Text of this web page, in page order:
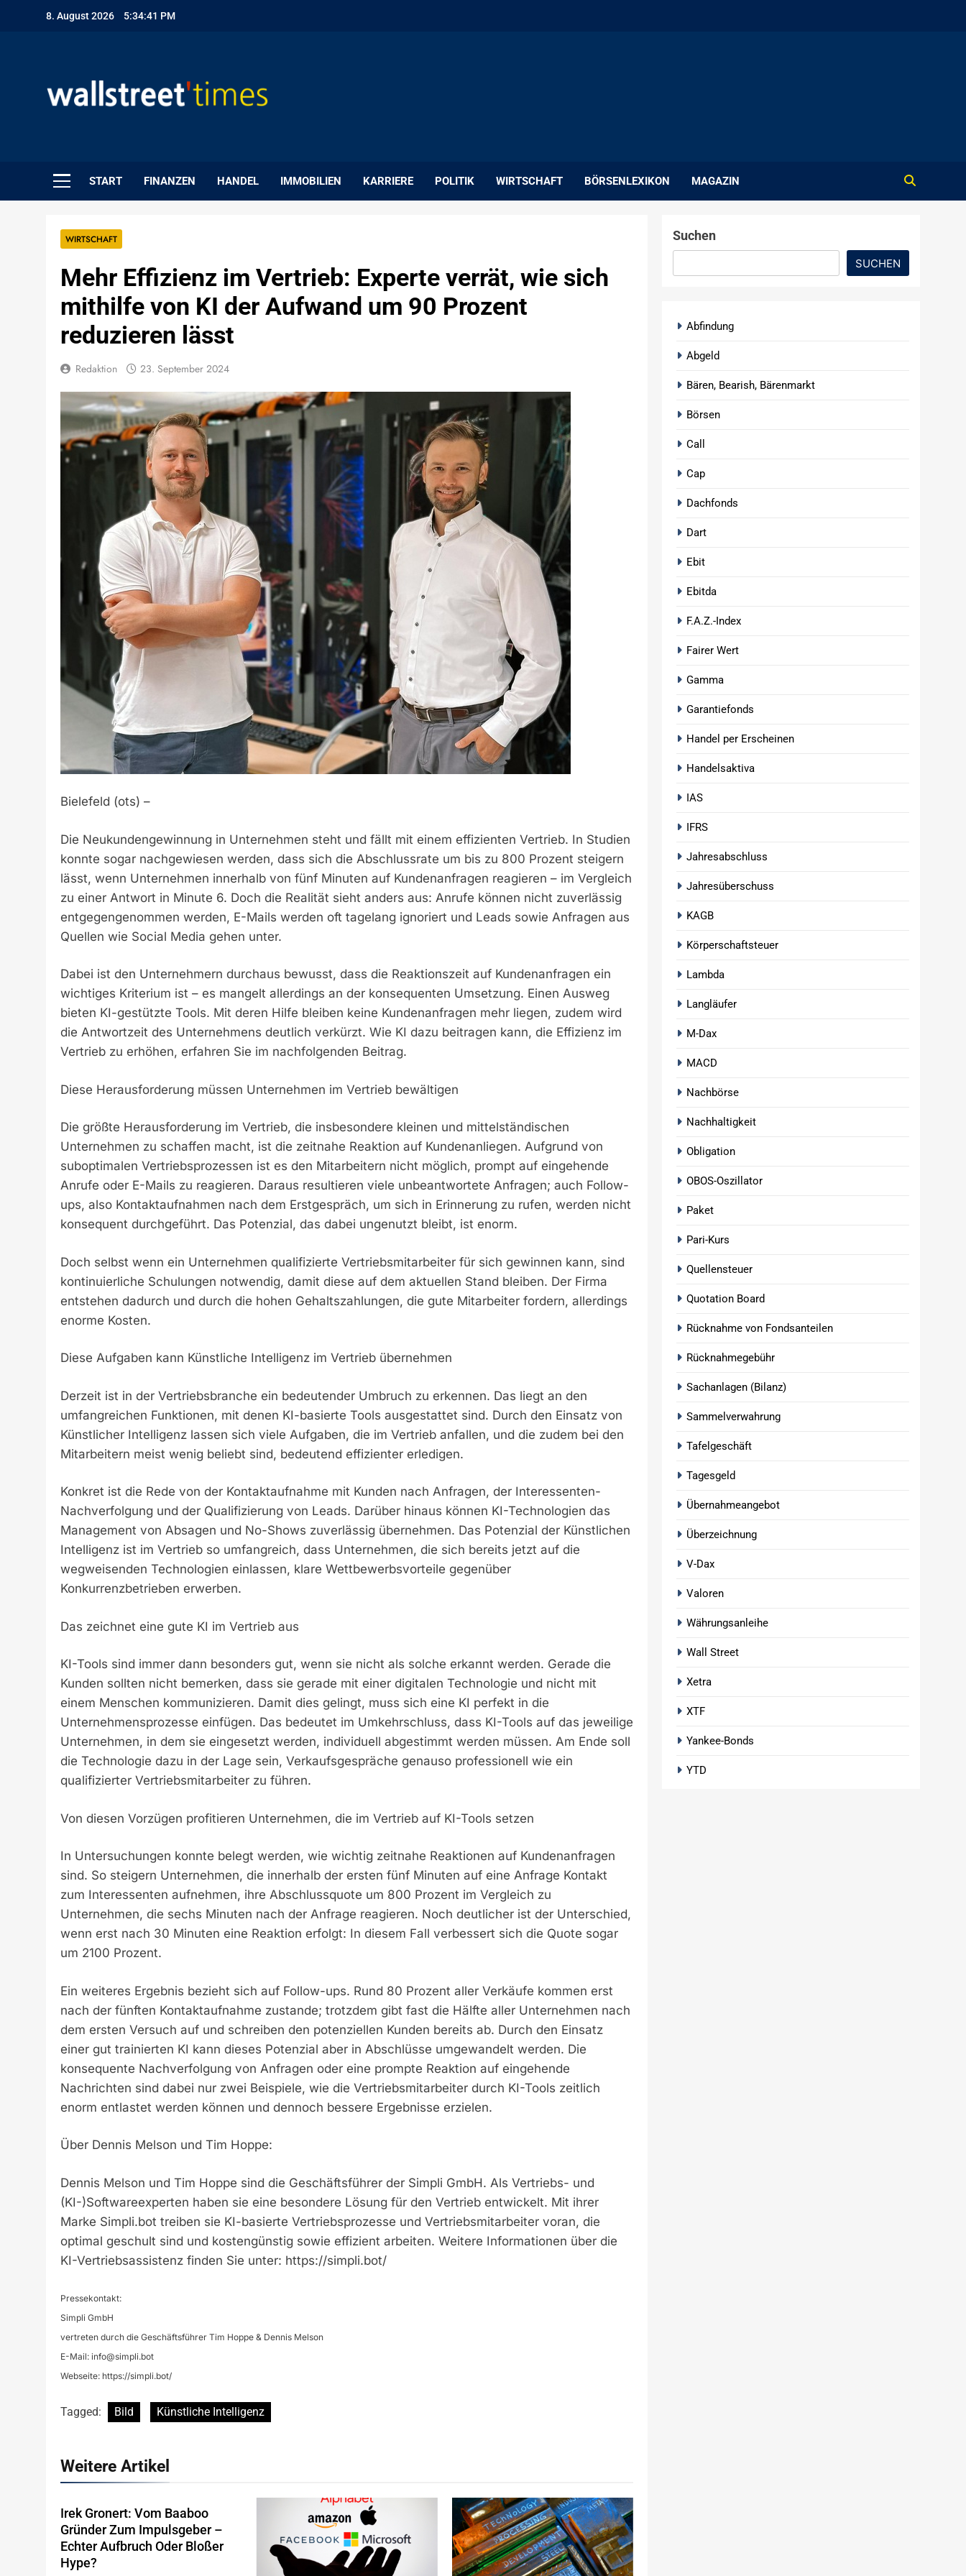
8. August 2026 5:34:42 PM
START FINANZEN HANDEL IMMOBILIEN KARRIERE POLITIK WIRTSCHAFT BÖRSENLEXIKON MAGAZIN
WIRTSCHAFT
Mehr Effizienz im Vertrieb: Experte verrät, wie sich
mithilfe von KI der Aufwand um 90 Prozent
reduzieren lässt
Redaktion 23. September 2024
Bielefeld (ots) –
Die Neukundengewinnung in Unternehmen steht und fällt mit einem effizienten Vertrieb. In Studien
konnte sogar nachgewiesen werden, dass sich die Abschlussrate um bis zu 800 Prozent steigern
lässt, wenn Unternehmen innerhalb von fünf Minuten auf Kundenanfragen reagieren – im Vergleich
zu einer Antwort in Minute 6. Doch die Realität sieht anders aus: Anrufe können nicht zuverlässig
entgegengenommen werden, E-Mails werden oft tagelang ignoriert und Leads sowie Anfragen aus
Quellen wie Social Media gehen unter.
Dabei ist den Unternehmern durchaus bewusst, dass die Reaktionszeit auf Kundenanfragen ein
wichtiges Kriterium ist – es mangelt allerdings an der konsequenten Umsetzung. Einen Ausweg
bieten KI-gestützte Tools. Mit deren Hilfe bleiben keine Kundenanfragen mehr liegen, zudem wird
die Antwortzeit des Unternehmens deutlich verkürzt. Wie KI dazu beitragen kann, die Effizienz im
Vertrieb zu erhöhen, erfahren Sie im nachfolgenden Beitrag.
Diese Herausforderung müssen Unternehmen im Vertrieb bewältigen
Die größte Herausforderung im Vertrieb, die insbesondere kleinen und mittelständischen
Unternehmen zu schaffen macht, ist die zeitnahe Reaktion auf Kundenanliegen. Aufgrund von
suboptimalen Vertriebsprozessen ist es den Mitarbeitern nicht möglich, prompt auf eingehende
Anrufe oder E-Mails zu reagieren. Daraus resultieren viele unbeantwortete Anfragen; auch Follow-
ups, also Kontaktaufnahmen nach dem Erstgespräch, um sich in Erinnerung zu rufen, werden nicht
konsequent durchgeführt. Das Potenzial, das dabei ungenutzt bleibt, ist enorm.
Doch selbst wenn ein Unternehmen qualifizierte Vertriebsmitarbeiter für sich gewinnen kann, sind
kontinuierliche Schulungen notwendig, damit diese auf dem aktuellen Stand bleiben. Der Firma
entstehen dadurch und durch die hohen Gehaltszahlungen, die gute Mitarbeiter fordern, allerdings
enorme Kosten.
Diese Aufgaben kann Künstliche Intelligenz im Vertrieb übernehmen
Derzeit ist in der Vertriebsbranche ein bedeutender Umbruch zu erkennen. Das liegt an den
umfangreichen Funktionen, mit denen KI-basierte Tools ausgestattet sind. Durch den Einsatz von
Künstlicher Intelligenz lassen sich viele Aufgaben, die im Vertrieb anfallen, und die zudem bei den
Mitarbeitern meist wenig beliebt sind, bedeutend effizienter erledigen.
Konkret ist die Rede von der Kontaktaufnahme mit Kunden nach Anfragen, der Interessenten-
Nachverfolgung und der Qualifizierung von Leads. Darüber hinaus können KI-Technologien das
Management von Absagen und No-Shows zuverlässig übernehmen. Das Potenzial der Künstlichen
Intelligenz ist im Vertrieb so umfangreich, dass Unternehmen, die sich bereits jetzt auf die
wegweisenden Technologien einlassen, klare Wettbewerbsvorteile gegenüber
Konkurrenzbetrieben erwerben.
Das zeichnet eine gute KI im Vertrieb aus
KI-Tools sind immer dann besonders gut, wenn sie nicht als solche erkannt werden. Gerade die
Kunden sollten nicht bemerken, dass sie gerade mit einer digitalen Technologie und nicht mit
einem Menschen kommunizieren. Damit dies gelingt, muss sich eine KI perfekt in die
Unternehmensprozesse einfügen. Das bedeutet im Umkehrschluss, dass KI-Tools auf das jeweilige
Unternehmen, in dem sie eingesetzt werden, individuell abgestimmt werden müssen. Am Ende soll
die Technologie dazu in der Lage sein, Verkaufsgespräche genauso professionell wie ein
qualifizierter Vertriebsmitarbeiter zu führen.
Von diesen Vorzügen profitieren Unternehmen, die im Vertrieb auf KI-Tools setzen
In Untersuchungen konnte belegt werden, wie wichtig zeitnahe Reaktionen auf Kundenanfragen
sind. So steigern Unternehmen, die innerhalb der ersten fünf Minuten auf eine Anfrage Kontakt
zum Interessenten aufnehmen, ihre Abschlussquote um 800 Prozent im Vergleich zu
Unternehmen, die sechs Minuten nach der Anfrage reagieren. Noch deutlicher ist der Unterschied,
wenn erst nach 30 Minuten eine Reaktion erfolgt: In diesem Fall verbessert sich die Quote sogar
um 2100 Prozent.
Ein weiteres Ergebnis bezieht sich auf Follow-ups. Rund 80 Prozent aller Verkäufe kommen erst
nach der fünften Kontaktaufnahme zustande; trotzdem gibt fast die Hälfte aller Unternehmen nach
dem ersten Versuch auf und schreiben den potenziellen Kunden bereits ab. Durch den Einsatz
einer gut trainierten KI kann dieses Potenzial aber in Abschlüsse umgewandelt werden. Die
konsequente Nachverfolgung von Anfragen oder eine prompte Reaktion auf eingehende
Nachrichten sind dabei nur zwei Beispiele, wie die Vertriebsmitarbeiter durch KI-Tools zeitlich
enorm entlastet werden können und dennoch bessere Ergebnisse erzielen.
Über Dennis Melson und Tim Hoppe:
Dennis Melson und Tim Hoppe sind die Geschäftsführer der Simpli GmbH. Als Vertriebs- und
(KI-)Softwareexperten haben sie eine besondere Lösung für den Vertrieb entwickelt. Mit ihrer
Marke Simpli.bot treiben sie KI-basierte Vertriebsprozesse und Vertriebsmitarbeiter voran, die
optimal geschult sind und kostengünstig sowie effizient arbeiten. Weitere Informationen über die
KI-Vertriebsassistenz finden Sie unter: https://simpli.bot/
Pressekontakt:
Simpli GmbH
vertreten durch die Geschäftsführer Tim Hoppe & Dennis Melson
E-Mail: info@simpli.bot
Webseite: https://simpli.bot/
Tagged: Bild Künstliche Intelligenz
Weitere Artikel
Irek Gronert: Vom Baaboo
Gründer Zum Impulsgeber –
Echter Aufbruch Oder Bloßer
Hype?
Suchen
SUCHEN
Abfindung
Abgeld
Bären, Bearish, Bärenmarkt
Börsen
Call
Cap
Dachfonds
Dart
Ebit
Ebitda
F.A.Z.-Index
Fairer Wert
Gamma
Garantiefonds
Handel per Erscheinen
Handelsaktiva
IAS
IFRS
Jahresabschluss
Jahresüberschuss
KAGB
Körperschaftsteuer
Lambda
Langläufer
M-Dax
MACD
Nachbörse
Nachhaltigkeit
Obligation
OBOS-Oszillator
Paket
Pari-Kurs
Quellensteuer
Quotation Board
Rücknahme von Fondsanteilen
Rücknahmegebühr
Sachanlagen (Bilanz)
Sammelverwahrung
Tafelgeschäft
Tagesgeld
Übernahmeangebot
Überzeichnung
V-Dax
Valoren
Währungsanleihe
Wall Street
Xetra
XTF
Yankee-Bonds
YTD